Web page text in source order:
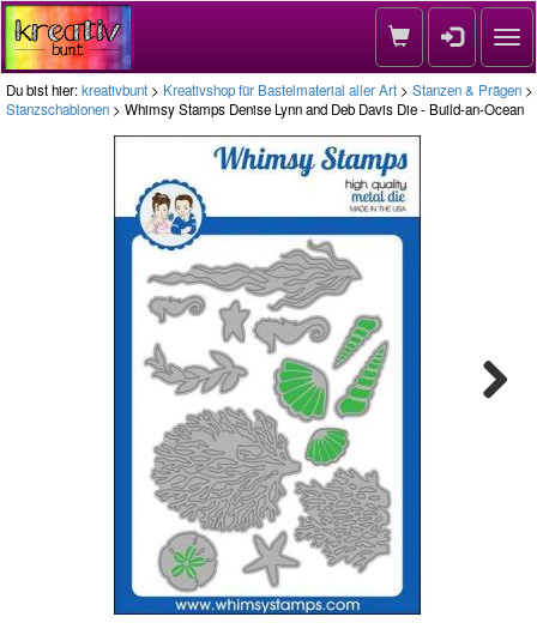
Du bist hier:kreativbunt > Kreativshop für Bastelmaterial aller Art > Stanzen & Prägen >
Stanzschablonen > Whimsy Stamps Denise Lynn and Deb Davis Die - Build-an-Ocean